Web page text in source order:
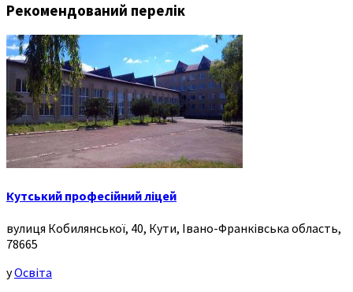
Рекомендований перелік
Кутський професійний ліцей
вулиця Кобилянської, 40, Кути, Івано-Франківська область,
78665
уОсвіта